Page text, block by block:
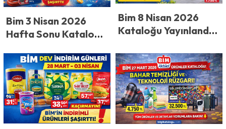
Bim 3 Nisan 2026
Hafta Sonu Kataloğu
Dev İndirim Başladı!
3-6 Nisan’da Peynir,
Kıyma, Muz ve
Nescafe Fiyatları
Şaşırttı
Bim 8 Nisan 2026
Kataloğu Yayınlandı!
Fiyatları Altüst
Ediyor! 29.900 TL’lik
Buzdolabı, 15.500
TL’lik Çamaşır
Makinesi Dikkat
Çekiyor